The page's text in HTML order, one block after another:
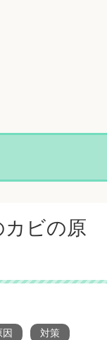
ビの原
因 対策